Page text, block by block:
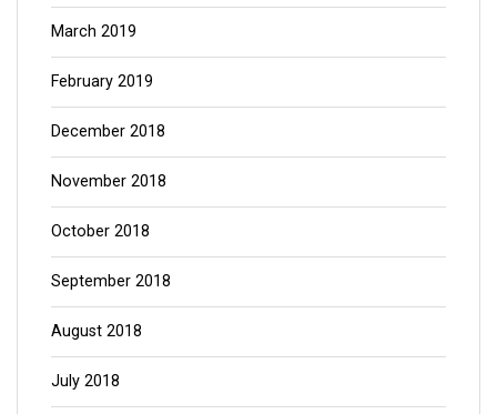
March 2019
February 2019
December 2018
November 2018
October 2018
September 2018
August 2018
July 2018